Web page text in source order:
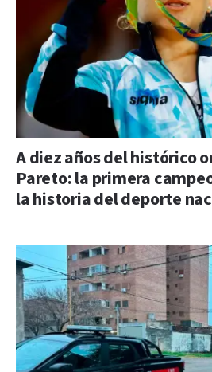
A diez años del histórico
Pareto: la primera
la historia del deporte